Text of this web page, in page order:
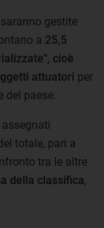
gestite
a 25,5
cioè
attuatori per
del paese.
totale, pari a
tra le altre
della classifica,